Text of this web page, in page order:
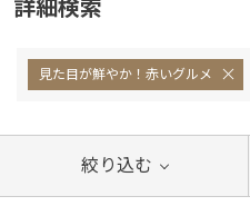
詳細検索
見た目が鮮やか！赤いグルメ
絞り込む